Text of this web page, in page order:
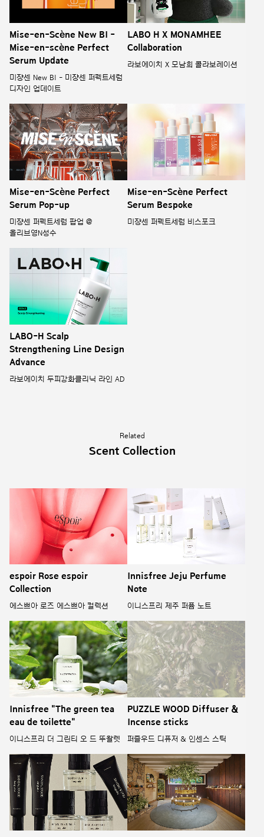
Mise-en-Scène New BI -
Mise-en-scène Perfect
Serum Update
미쟝센 New BI - 미쟝센 퍼펙트세럼
디자인 업데이트
LABO H X MONAMHEE
Collaboration
라보에이치 X 모남희 콜라보레이션
Mise-en-Scène Perfect
Serum Pop-up
미쟝센 퍼펙트세럼 팝업 @
올리브영N성수
Mise-en-Scène Perfect
Serum Bespoke
미쟝센 퍼펙트세럼 비스포크
LABO-H Scalp
Strengthening Line Design
Advance
라보에이치 두피강화클리닉 라인 AD
Related
Scent Collection
espoir Rose espoir
Collection
에스쁘아 로즈 에스쁘아 컬렉션
Innisfree Jeju Perfume
Note
이니스프리 제주 퍼퓸 노트
Innisfree "The green tea
eau de toilette"
이니스프리 더 그린티 오 드 뚜왈렛
PUZZLE WOOD Diffuser &
Incense sticks
퍼즐우드 디퓨저 & 인센스 스틱